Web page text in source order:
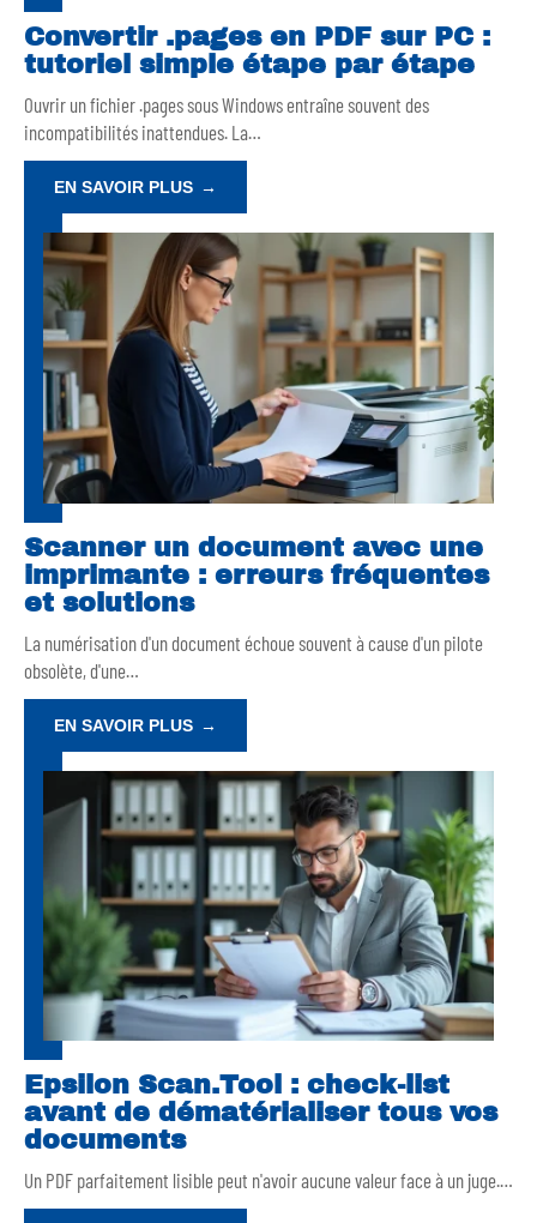
Convertir .pages en PDF sur PC :
tutoriel simple étape par étape
Ouvrir un fichier .pages sous Windows entraîne souvent des
incompatibilités inattendues. La…
EN SAVOIR PLUS
Scanner un document avec une
imprimante : erreurs fréquentes
et solutions
La numérisation d'un document échoue souvent à cause d'un pilote
obsolète, d'une…
EN SAVOIR PLUS
Epsilon Scan.Tool : check-list
avant de dématérialiser tous vos
documents
Un PDF parfaitement lisible peut n'avoir aucune valeur face à un juge.…